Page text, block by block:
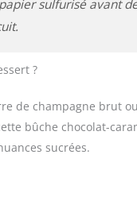
sulfurisé avant
?
de champagne brut
bûche chocolat-
sucrées.